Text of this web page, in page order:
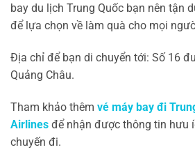
bay du lịch Trung Quốc bạn nên tận
để lựa chọn về làm quà cho mọi
Địa chỉ để bạn di chuyển tới: Số 16
Quảng Châu.
Tham khảo thêm vé máy bay đi
Airlines để nhận được thông tin hưu
chuyến đi.